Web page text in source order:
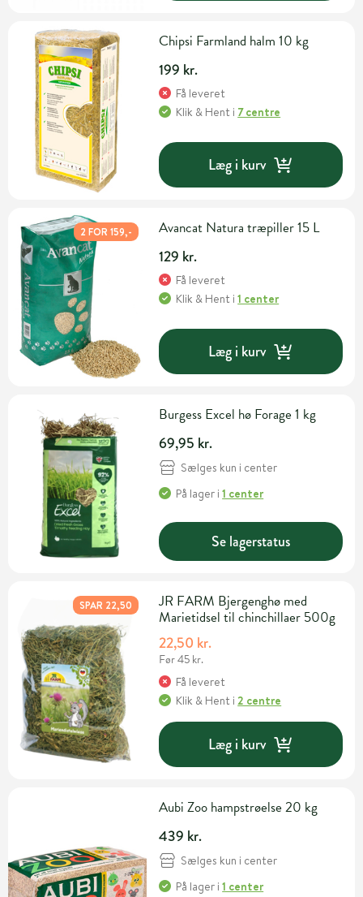
Chipsi Farmland halm 10 kg
199 kr.
Få leveret
Klik & Hent i 7 centre
Læg i kurv
2 FOR 159,- Avancat Natura træpiller 15 L
129 kr.
Få leveret
Klik & Hent i1 center
Læg i kurv
Burgess Excel hø Forage 1 kg
69,95 kr.
Sælges kun i center
På lager i1 center
Se lagerstatus
SPAR 22,50
JR FARM Bjergenghø med
Marietidsel til chinchillaer 500g
22,50 kr.
Før 45 kr.
Få leveret
Klik & Hent i2 centre
Læg i kurv
Aubi Zoo hampstrøelse 20 kg
439 kr.
Sælges kun i center
På lager i1 center